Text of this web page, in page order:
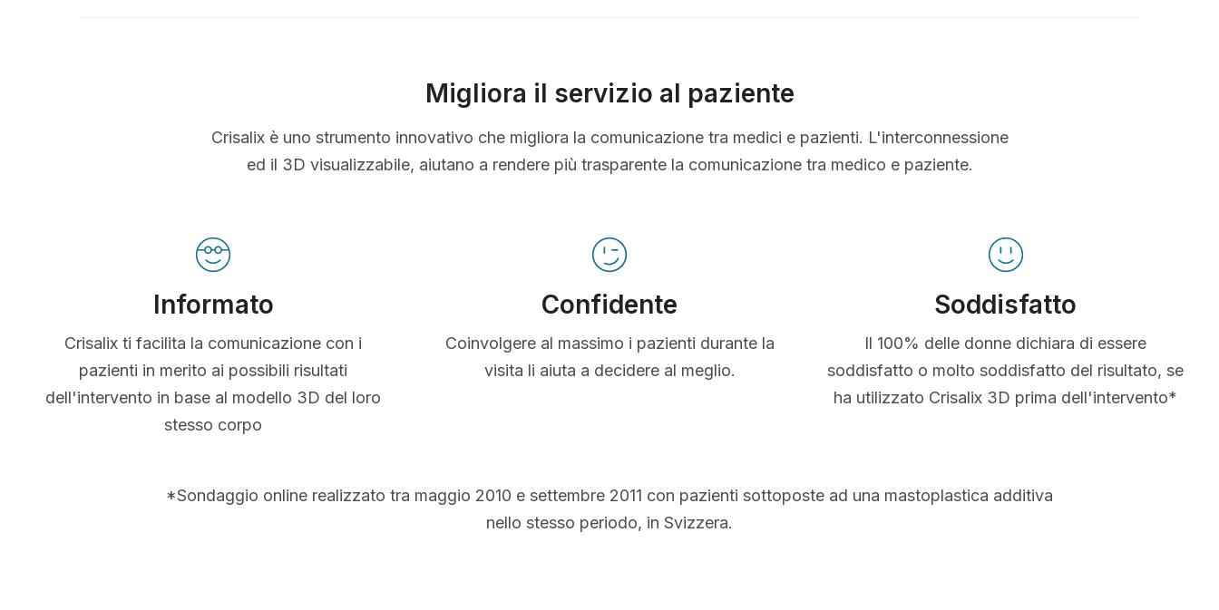
Migliora il servizio al paziente
Crisalix è uno strumento innovativo che migliora la comunicazione tra medici e pazienti. L'interconnessione
ed il 3D visualizzabile, aiutano a rendere più trasparente la comunicazione tra medico e paziente.
Informato
Crisalix ti facilita la comunicazione con i
pazienti in merito ai possibili risultati
dell'intervento in base al modello 3D del loro
stesso corpo
Confidente
Coinvolgere al massimo i pazienti durante la
visita li aiuta a decidere al meglio.
Soddisfatto
Il 100% delle donne dichiara di essere
soddisfatto o molto soddisfatto del risultato, se
ha utilizzato Crisalix 3D prima dell'intervento*
*Sondaggio online realizzato tra maggio 2010 e settembre 2011 con pazienti sottoposte ad una mastoplastica additiva
nello stesso periodo, in Svizzera.